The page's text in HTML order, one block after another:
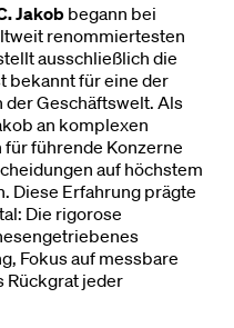
Jakobbegann bei
renommiertesten
ausschließlich die
bekannt für eine der
Geschäftswelt. Als
an komplexen
führende Konzerne
auf höchstem
Diese Erfahrung prägte
Die rigorose
Fokus auf messbare
Rückgrat jeder